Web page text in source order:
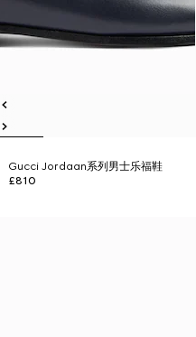
Gucci Jordaan系列男士乐福鞋
£810